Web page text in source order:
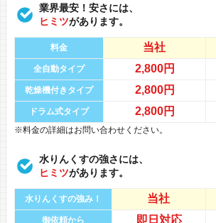
業界最安！安さには、
ヒミツがあります。
料金 当社
全自動タイプ 2,800円
乾燥機付きタイプ 2,800円
ドラム式タイプ 2,800円
※料金の詳細はお問い合わせください。
水りんくすの強さには、
ヒミツがあります。
水りんくすの強み！ 当社
御依頼から 即日対応